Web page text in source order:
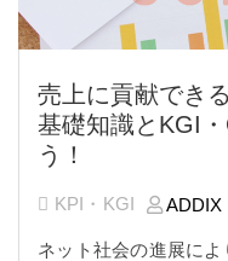
売上に貢献でき
基礎知識とKGI
う！
KPI・KGI ADDIX
ネット社会の進展に